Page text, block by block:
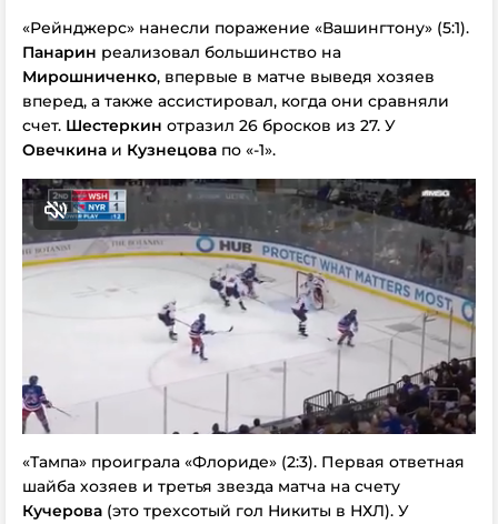
«Рейнджерс» нанесли поражение «Вашингтону» (5:1).
Панарин реализовал большинство на
Мирошниченко, впервые в матче выведя хозяев
вперед, а также ассистировал, когда они сравняли
счет. Шестеркин отразил 26 бросков из 27. У
Овечкина и Кузнецова по «-1».
«Тампа» проиграла «Флориде» (2:3). Первая ответная
шайба хозяев и третья звезда матча на счету
Кучерова (это трехсотый гол Никиты в НХЛ). У